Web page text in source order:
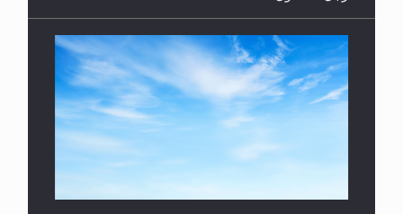
الهجرة: بحث عن الأمن والسلام في سبيل إرساء الأمن
هل تعتبر الأشفار الاصطناعية (الرموش الاصطناعية)